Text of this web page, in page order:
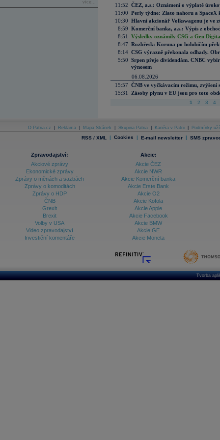
více...
11:52 ČEZ, a.s.: Oznámení o výplatě
11:00 Perly týdne: Zlato nahoru a SpaceX
10:30 Hlavní akcionář Volkswagenu je ve
8:59 Komerční banka, a.s.: Výpis z
8:51
Výsledky oznámily CSG a Gen
8:47 Rozbřesk: Koruna po holubičím
8:14 CSG výrazně překonala odhady.
5:50 Srpen přeje dividendám. CNBC
výnosem
06.08.2026
15:57 ČNB ve vyčkávacím režimu, zvýšení
15:31
Zásoby plynu v EU jsou pro toto
1 2 3 4
O Patria.cz Reklama Mapa Stránek Skupina Patria Kariéra v Patrii Podmínky
RSS / XML | Cookies | E-mail newsletter | SMS
Zpravodajství:
Akciové zprávy
Ekonomické zprávy
Zprávy o měnách a sazbách
Zprávy o komoditách
Zprávy o HDP
ČNB
Grexit
Brexit
Volby v USA
Video zpravodajství
Investiční komentáře
Akcie:
Akcie ČEZ
Akcie NWR
Akcie Komerční banka
Akcie Erste Bank
Akcie O2
Akcie Kofola
Akcie Apple
Akcie Facebook
Akcie BMW
Akcie GE
Akcie Moneta
Tvorba